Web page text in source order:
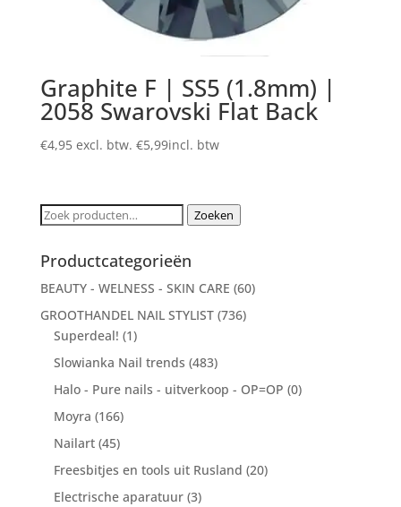
Graphite F | SS5 (1.8mm) |
2058 Swarovski Flat Back
€4,95 excl. btw. €5,99incl. btw
Zoeken
Zoeken
Productcategorieën
BEAUTY - WELNESS - SKIN CARE (60)
GROOTHANDEL NAIL STYLIST (736)
Superdeal! (1)
Slowianka Nail trends (483)
Halo - Pure nails - uitverkoop - OP=OP (0)
Moyra (166)
Nailart (45)
Freesbitjes en tools uit Rusland (20)
Electrische aparatuur (3)